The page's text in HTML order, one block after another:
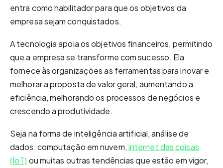
entra como habilitador para que os objetivos da
empresa sejam conquistados.
A tecnologia apoia os objetivos financeiros, permitindo
que a empresa se transforme com sucesso. Ela
fornece às organizações as ferramentas para inovar e
melhorar a proposta de valor geral, aumentando a
eficiência, melhorando os processos de negócios e
crescendo a produtividade.
Seja na forma de inteligência artificial, análise de
dados, computação em nuvem,internet das coisas
(IoT) ou muitas outras tendências que estão em vigor,